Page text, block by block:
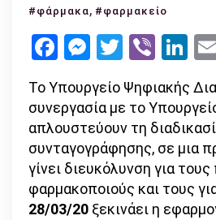
#φάρμακα, #φαρμακείο
Facebook
Messenger
Twitter
Viber
Το Υπουργείο Ψηφιακής
συνεργασία με το
απλουστεύουν τη
συνταγογράφησης, σε μια
γίνει διευκόλυνση για
φαρμακοποιούς και τους
28/03/20 ξεκινάει η